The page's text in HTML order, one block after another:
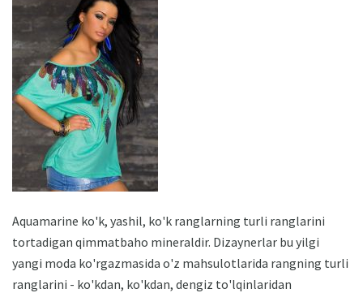
Aquamarine ko'k, yashil, ko'k ranglarning turli ranglarini
tortadigan qimmatbaho mineraldir. Dizaynerlar bu yilgi
yangi moda ko'rgazmasida o'z mahsulotlarida rangning turli
ranglarini - ko'kdan, ko'kdan, dengiz to'lqinlaridan